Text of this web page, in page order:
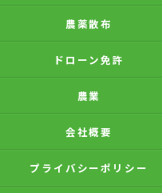
農薬散布
ドローン免許
農業
会社概要
プライバシーポリシー